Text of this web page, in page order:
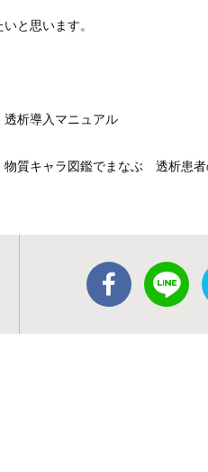
と思います。
析導入マニュアル
ラ図鑑でまなぶ 透析患者の